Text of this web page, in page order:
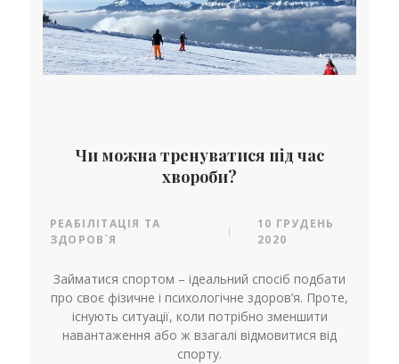
Чи можна тренуватися під час
хвороби?
РЕАБІЛІТАЦІЯ ТА
ЗДОРОВ`Я
10 ГРУДЕНЬ
2020
Займатися спортом – ідеальний спосіб подбати
про своє фізичне і психологічне здоров’я. Проте,
існують ситуації, коли потрібно зменшити
навантаження або ж взагалі відмовитися від
спорту.